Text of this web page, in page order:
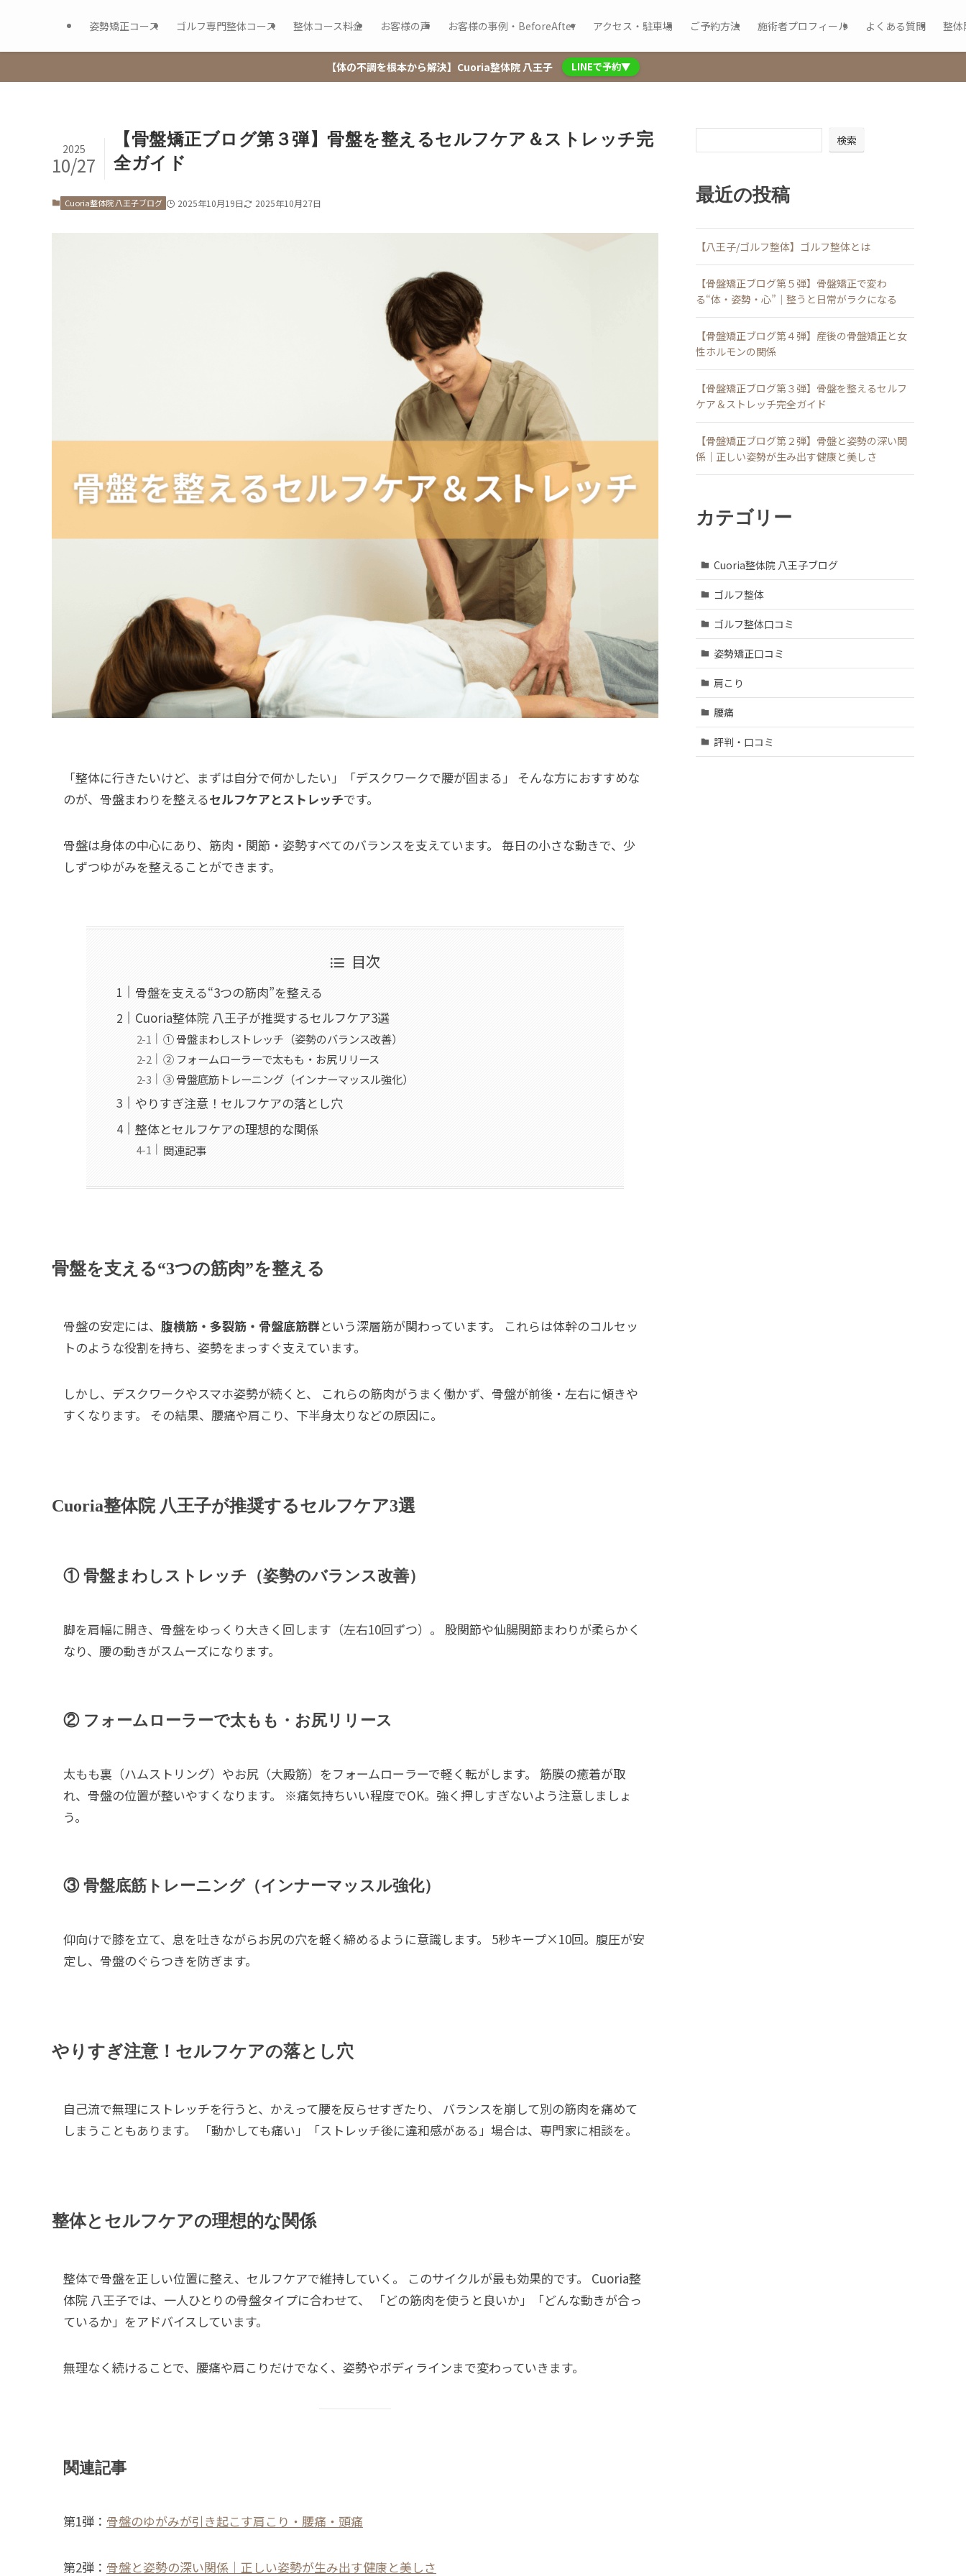
姿勢矯正コース ゴルフ専門整体コース 整体コース料金 お客様の声 お客様の事例・BeforeAfter アクセス・駐車場 ご予約方法 施術者プロフィール よくある質問 整体
【体の不調を根本から解決】Cuoria整体院 八王子 LINEで予約▼
【骨盤矯正ブログ第３弾】骨盤を整えるセルフケア＆ストレッチ完
全ガイド
2025
10/27
Cuoria整体院 八王子ブログ 2025年10月19日 2025年10月27日
「整体に行きたいけど、まずは自分で何かしたい」「デスクワークで腰が固まる」 そんな方におすすめな
のが、骨盤まわりを整えるセルフケアとストレッチです。
骨盤は身体の中心にあり、筋肉・関節・姿勢すべてのバランスを支えています。 毎日の小さな動きで、少
しずつゆがみを整えることができます。
目次
骨盤を支える“3つの筋肉”を整える
Cuoria整体院 八王子が推奨するセルフケア3選
① 骨盤まわしストレッチ（姿勢のバランス改善）
② フォームローラーで太もも・お尻リリース
③ 骨盤底筋トレーニング（インナーマッスル強化）
やりすぎ注意！セルフケアの落とし穴
整体とセルフケアの理想的な関係
関連記事
骨盤を支える“3つの筋肉”を整える
骨盤の安定には、 腹横筋・多裂筋・骨盤底筋群という深層筋が関わっています。 これらは体幹のコルセッ
トのような役割を持ち、姿勢をまっすぐ支えています。
しかし、デスクワークやスマホ姿勢が続くと、 これらの筋肉がうまく働かず、骨盤が前後・左右に傾きや
すくなります。 その結果、腰痛や肩こり、下半身太りなどの原因に。
Cuoria整体院 八王子が推奨するセルフケア3選
① 骨盤まわしストレッチ（姿勢のバランス改善）
脚を肩幅に開き、骨盤をゆっくり大きく回します（左右10回ずつ）。 股関節や仙腸関節まわりが柔らかく
なり、腰の動きがスムーズになります。
② フォームローラーで太もも・お尻リリース
太もも裏（ハムストリング）やお尻（大殿筋）をフォームローラーで軽く転がします。 筋膜の癒着が取
れ、骨盤の位置が整いやすくなります。 ※痛気持ちいい程度でOK。強く押しすぎないよう注意しましょ
う。
③ 骨盤底筋トレーニング（インナーマッスル強化）
仰向けで膝を立て、息を吐きながらお尻の穴を軽く締めるように意識します。 5秒キープ×10回。腹圧が安
定し、骨盤のぐらつきを防ぎます。
やりすぎ注意！セルフケアの落とし穴
自己流で無理にストレッチを行うと、かえって腰を反らせすぎたり、 バランスを崩して別の筋肉を痛めて
しまうこともあります。 「動かしても痛い」「ストレッチ後に違和感がある」場合は、専門家に相談を。
整体とセルフケアの理想的な関係
整体で骨盤を正しい位置に整え、セルフケアで維持していく。 このサイクルが最も効果的です。 Cuoria整
体院 八王子では、一人ひとりの骨盤タイプに合わせて、 「どの筋肉を使うと良いか」「どんな動きが合っ
ているか」をアドバイスしています。
無理なく続けることで、腰痛や肩こりだけでなく、姿勢やボディラインまで変わっていきます。
関連記事
第1弾： 骨盤のゆがみが引き起こす肩こり・腰痛・頭痛
第2弾： 骨盤と姿勢の深い関係｜正しい姿勢が生み出す健康と美しさ
検索
最近の投稿
【八王子/ゴルフ整体】ゴルフ整体とは
【骨盤矯正ブログ第５弾】骨盤矯正で変わ
る“体・姿勢・心”｜整うと日常がラクになる
【骨盤矯正ブログ第４弾】産後の骨盤矯正と女
性ホルモンの関係
【骨盤矯正ブログ第３弾】骨盤を整えるセルフ
ケア＆ストレッチ完全ガイド
【骨盤矯正ブログ第２弾】骨盤と姿勢の深い関
係｜正しい姿勢が生み出す健康と美しさ
カテゴリー
Cuoria整体院 八王子ブログ
ゴルフ整体
ゴルフ整体口コミ
姿勢矯正口コミ
肩こり
腰痛
評判・口コミ